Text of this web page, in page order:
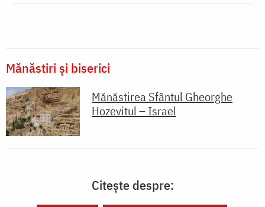
Mănăstiri și biserici
Mănăstirea Sfântul Gheorghe
Hozevitul – Israel
Citește despre: